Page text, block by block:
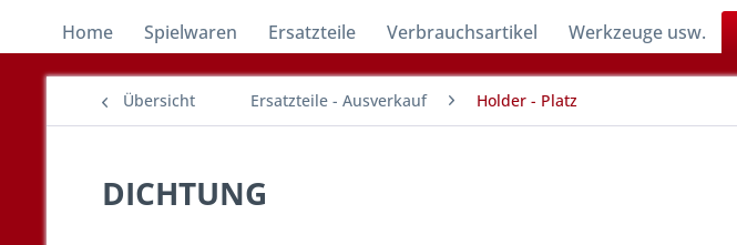
Home Spielwaren Ersatzteile Verbrauchsartikel Werkzeuge usw.
Übersicht Ersatzteile - Ausverkauf Holder - Platz
DICHTUNG